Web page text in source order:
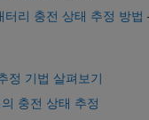
터리 충전 상태 추정 방법
정 기법 살펴보기
충전 상태 추정